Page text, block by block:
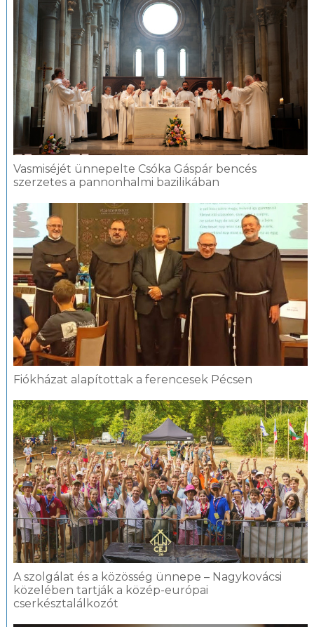
Vasmiséjét ünnepelte Csóka Gáspár bencés
szerzetes a pannonhalmi bazilikában
Fiókházat alapítottak a ferencesek Pécsen
A szolgálat és a közösség ünnepe – Nagykovácsi
közelében tartják a közép-európai
cserkésztalálkozót